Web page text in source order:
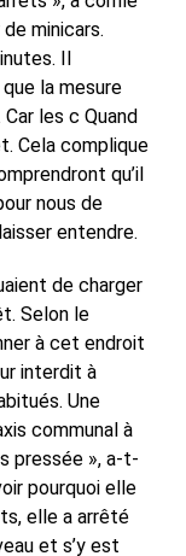
minicars.
Il
la mesure
les c Quand
Cela complique
qu’il
nous de
entendre.
de charger
Selon le
à cet endroit
interdit à
Une
communal à
pressée », a-t-
pourquoi elle
elle a arrêté
et s’y est